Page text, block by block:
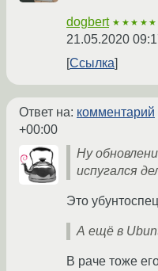
dogbert ★★★★★
21.05.2020
Ссылка
Ответ на: комментарий
+00:00
Ну
испугался
Это
А ещё в
В раче тоже